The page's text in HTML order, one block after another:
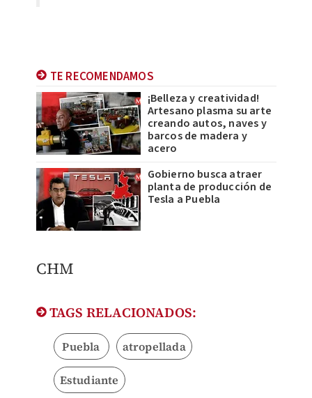
TE RECOMENDAMOS
¡Belleza y creatividad!
Artesano plasma su arte
creando autos, naves y
barcos de madera y
acero
Gobierno busca atraer
planta de producción de
Tesla a Puebla
CHM
TAGS RELACIONADOS:
Puebla atropellada
Estudiante